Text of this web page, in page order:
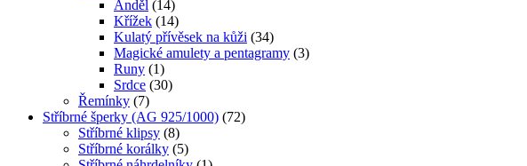
Anděl (14)
Křížek (14)
Kulatý přívěsek na kůži (34)
Magické amulety a pentagramy (3)
Runy (1)
Srdce (30)
Řemínky (7)
Stříbrné šperky (AG 925/1000) (72)
Stříbrné klipsy (8)
Stříbrné korálky (5)